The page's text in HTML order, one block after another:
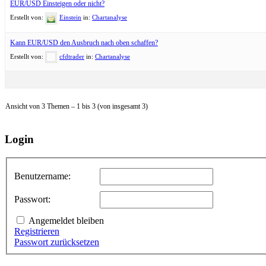
EUR/USD Einsteigen oder nicht?
Erstellt von: Einstein in: Chartanalyse
Kann EUR/USD den Ausbruch nach oben schaffen?
Erstellt von: cfdtrader in: Chartanalyse
Ansicht von 3 Themen – 1 bis 3 (von insgesamt 3)
Login
Benutzername:
Passwort:
Angemeldet bleiben
Registrieren
Passwort zurücksetzen